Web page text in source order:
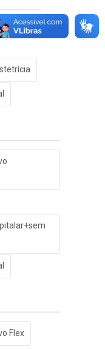
Básico
Flex